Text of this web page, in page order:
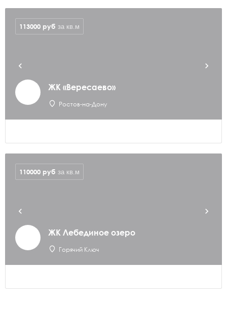
ЖК «Вересаево»
Ростов-на-Дону
113000 руб за кв.м
ЖК Лебединое озеро
Горячий Ключ
110000 руб за кв.м